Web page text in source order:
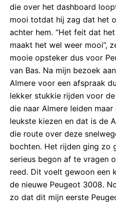
die over het dashboard
mooi totdat hij zag dat het
achter hem. “Het feit dat
maakt het wel weer mooi”,
mooie opsteker dus voor
van Bas. Na mijn bezoek
Almere voor een afspraak
lekker stukkie rijden voor
die naar Almere leiden
leukste kiezen en dat is de
die route over deze
bochten. Het rijden ging zo
serieus begon af te vragen
reed. Dit voelt gewoon een
de nieuwe Peugeot 3008.
zo dat dit mijn eerste